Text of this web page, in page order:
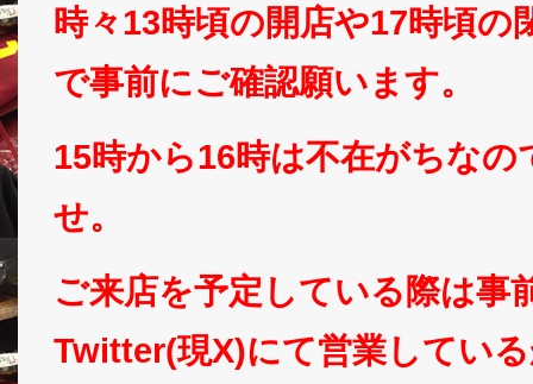
時々13時頃の開店や17時頃の
で事前にご確認願います。
15時から16時は不在がちなの
せ。
ご来店を予定している際は事
Twitter(現X)にて営業してい